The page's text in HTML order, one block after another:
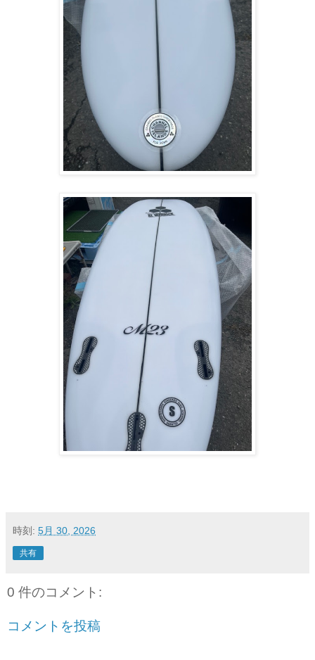
時刻: 5月 30, 2026
共有
0 件のコメント:
コメントを投稿